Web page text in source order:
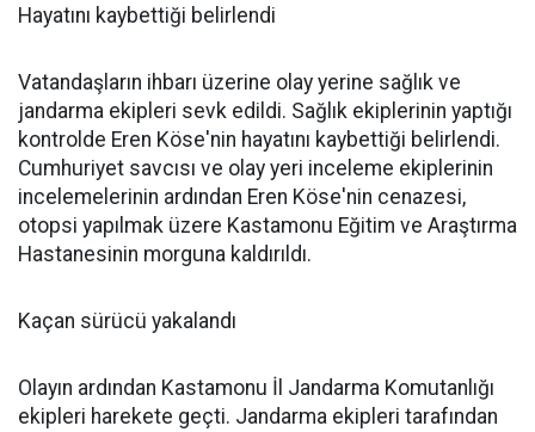
Hayatını kaybettiği belirlendi
Vatandaşların ihbarı üzerine olay yerine sağlık ve
jandarma ekipleri sevk edildi. Sağlık ekiplerinin yaptığı
kontrolde Eren Köse'nin hayatını kaybettiği belirlendi.
Cumhuriyet savcısı ve olay yeri inceleme ekiplerinin
incelemelerinin ardından Eren Köse'nin cenazesi,
otopsi yapılmak üzere Kastamonu Eğitim ve Araştırma
Hastanesinin morguna kaldırıldı.
Kaçan sürücü yakalandı
Olayın ardından Kastamonu İl Jandarma Komutanlığı
ekipleri harekete geçti. Jandarma ekipleri tarafından